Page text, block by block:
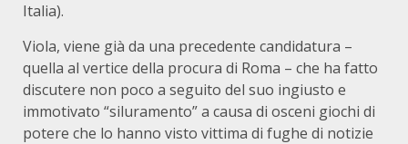
Italia).
Viola, viene già da una precedente candidatura –
quella al vertice della procura di Roma – che ha fatto
discutere non poco a seguito del suo ingiusto e
immotivato “siluramento” a causa di osceni giochi di
potere che lo hanno visto vittima di fughe di notizie